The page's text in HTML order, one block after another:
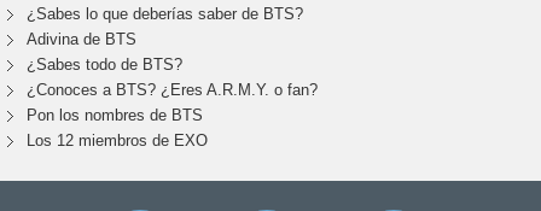
¿Sabes lo que deberías saber de BTS?
Adivina de BTS
¿Sabes todo de BTS?
¿Conoces a BTS? ¿Eres A.R.M.Y. o fan?
Pon los nombres de BTS
Los 12 miembros de EXO